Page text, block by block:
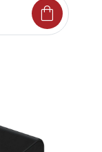
shopping_bag